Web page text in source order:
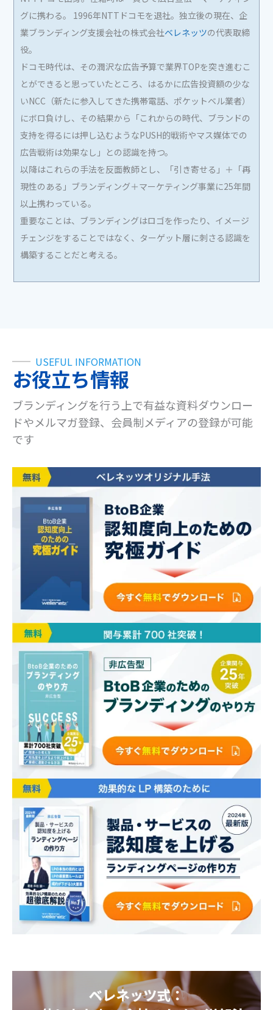
グに携わる。 1996年NTTドコモを退社。独立後の現在、企
業ブランディング支援会社の株式会社ベレネッツの代表取締
役。
ドコモ時代は、その潤沢な広告予算で業界TOPを突き進むこ
とができると思っていたところ、はるかに広告投資額の少な
いNCC（新たに参入してきた携帯電話、ポケットベル業者）
にボロ負けし、その結果から「これからの時代、ブランドの
支持を得るには押し込むようなPUSH的戦術やマス媒体での
広告戦術は効果なし」との認識を持つ。
以降はこれらの手法を反面教師とし、「引き寄せる」＋「再
現性のある」ブランディング＋マーケティング事業に25年間
以上携わっている。
重要なことは、ブランディングはロゴを作ったり、イメージ
チェンジをすることではなく、ターゲット層に刺さる認識を
構築することだと考える。
USEFUL INFORMATION
お役立ち情報
ブランディングを行う上で有益な資料ダウンロー
ドやメルマガ登録、会員制メディアの登録が可能
です